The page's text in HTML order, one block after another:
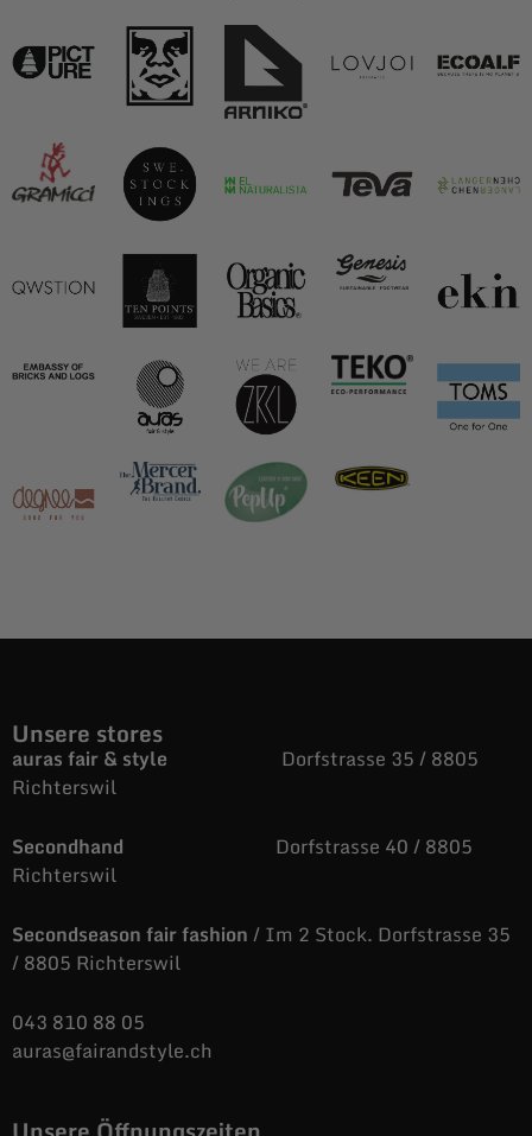
Unsere stores
auras fair & style Dorfstrasse 35 / 8805
Richterswil
Secondhand Dorfstrasse 40 / 8805
Richterswil
Secondseason fair fashion/ Im 2 Stock. Dorfstrasse 35
/ 8805 Richterswil
043 810 88 05
auras@fairandstyle.ch